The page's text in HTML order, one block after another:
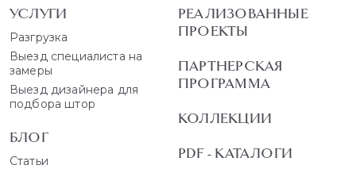
УСЛУГИ
Разгрузка
Выезд специалиста на
замеры
Выезд дизайнера для
подбора штор
БЛОГ
Статьи
РЕАЛИЗОВАННЫЕ
ПРОЕКТЫ
ПАРТНЕРСКАЯ
ПРОГРАММА
КОЛЛЕКЦИИ
PDF - КАТАЛОГИ